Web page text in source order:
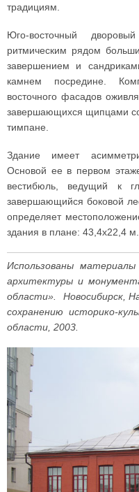
традициям.
Юго-восточный
ритмическим рядом
завершением и
камнем посредине.
восточного фасадов
завершающихся щипцами со
тимпане.
Здание имеет
Основой ее в первом
вестибюль, ведущий к
завершающийся боковой
определяет
здания в плане: 43,4x22,4 м.
Использованы
архитектуры и
области». Новосибирск,
сохранению историко-
области, 2003.